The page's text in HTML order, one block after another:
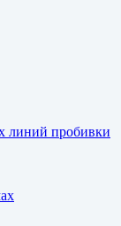
линий пробивки